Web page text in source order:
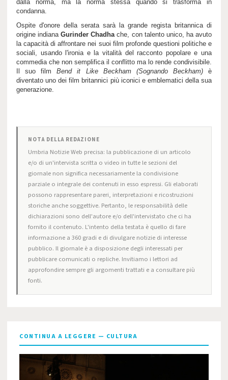
dalla norma, ma la norma stessa quando si trasforma in
condanna.
Ospite d'onore della serata sarà la grande regista britannica di
origine indianaGurinder Chadhache, con talento unico, ha avuto
la capacità di affrontare nei suoi film profonde questioni politiche e
sociali, usando l'ironia e la vitalità del racconto popolare e una
commedia che non semplifica il conflitto ma lo rende condivisibile.
Il suo filmBend it Like Beckham (Sognando Beckham)è
diventato uno dei film britannici più iconici e emblematici della sua
generazione.
NOTA DELLA REDAZIONE
Umbria Notizie Web precisa: la pubblicazione di un articolo
e/o di un'intervista scritta o video in tutte le sezioni del
giornale non significa necessariamente la condivisione
parziale o integrale dei contenuti in esso espressi. Gli elaborati
possono rappresentare pareri, interpretazioni e ricostruzioni
storiche anche soggettive. Pertanto, le responsabilità delle
dichiarazioni sono dell'autore e/o dell'intervistato che ci ha
fornito il contenuto. L'intento della testata è quello di fare
informazione a 360 gradi e di divulgare notizie di interesse
pubblico. Il giornale è a disposizione degli interessati per
pubblicare comunicati o repliche. Invitiamo i lettori ad
approfondire sempre gli argomenti trattati e a consultare più
fonti.
CONTINUA A LEGGERE — CULTURA